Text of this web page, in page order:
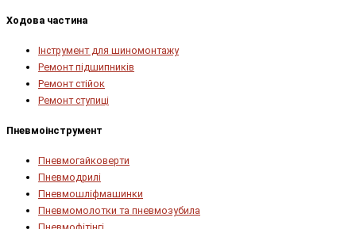
Ходова частина
Інструмент для шиномонтажу
Ремонт підшипників
Ремонт стійок
Ремонт ступиці
Пневмоінструмент
Пневмогайковерти
Пневмодрилі
Пневмошліфмашинки
Пневмомолотки та пневмозубила